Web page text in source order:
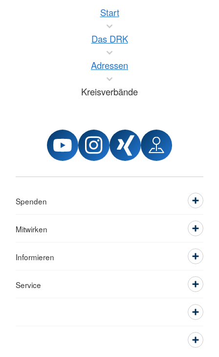
Start
Das DRK
Adressen
Kreisverbände
Spenden
Mitwirken
Informieren
Service